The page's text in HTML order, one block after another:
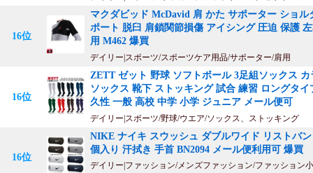
16位
マクダビッド McDavid 肩 かた サポーター ショル
ポート 脱臼 肩鎖関節損傷 アイシング 圧迫 保護
用 M462 爆買
デイリー|スポーツ/スポーツケア用品/サポーター/肩用
16位
ZETT ゼット 野球 ソフトボール 3足組ソックス カ
ソックス 靴下 ストッキング 試合 練習 ロングタイ
久性 一般 高校 中学 小学 ジュニア メール便可
デイリー|スポーツ/野球/ウエア/ソックス、ストッキング
16位
NIKE ナイキ スウッシュ ダブルワイド リストバン
個入り 汗拭き 手首 BN2094 メール便利用可 爆買
デイリー|ファッション/メンズファッション/ファッション